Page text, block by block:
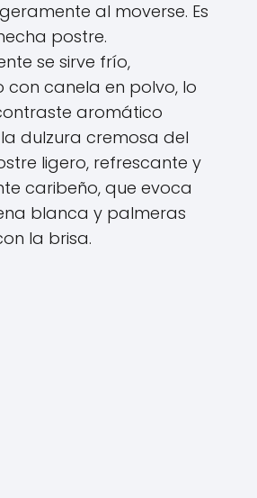
al moverse. Es
postre.
se sirve frío,
con canela en polvo, lo
aromático
dulzura cremosa del
ligero, refrescante y
caribeño, que evoca
blanca y palmeras
la brisa.